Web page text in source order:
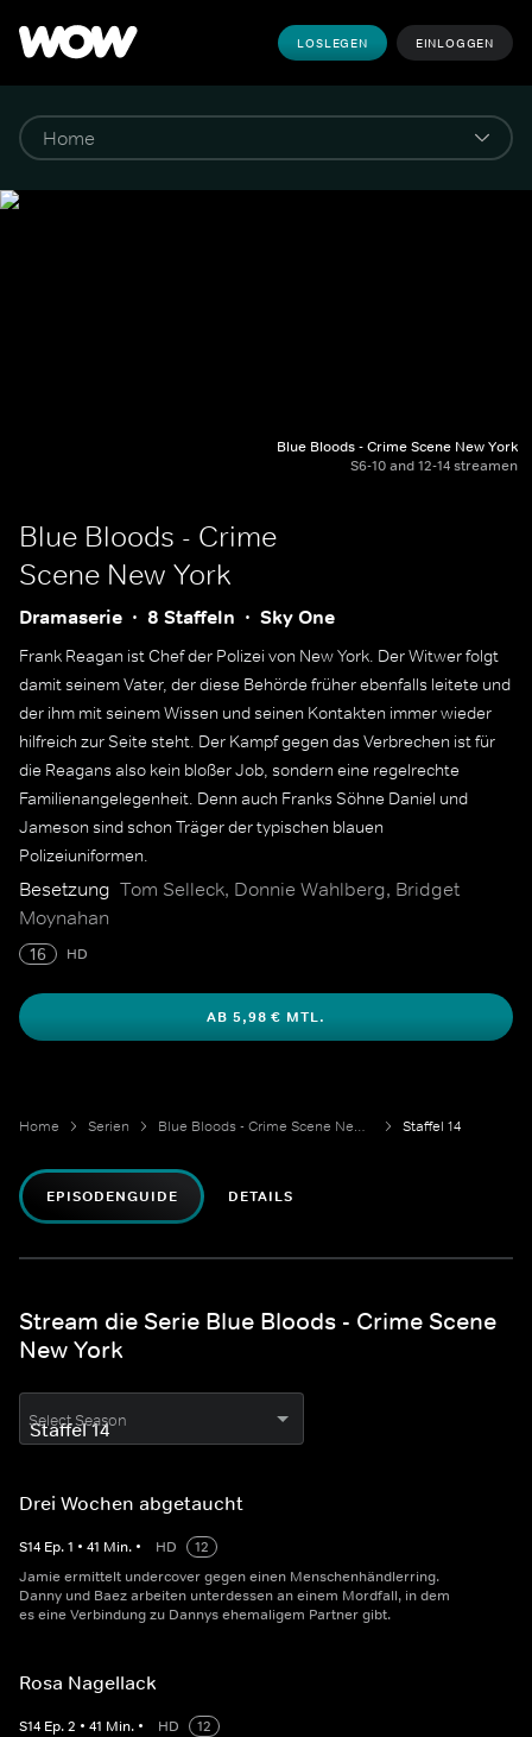
LOSLEGEN EINLOGGEN
Blue Bloods - Crime Scene New York
S6-10 and 12-14 streamen
Blue Bloods - Crime
Scene New York
Dramaserie 8 Staffeln Sky One
Frank Reagan ist Chef der Polizei von New York. Der Witwer folgt
damit seinem Vater, der diese Behörde früher ebenfalls leitete und
der ihm mit seinem Wissen und seinen Kontakten immer wieder
hilfreich zur Seite steht. Der Kampf gegen das Verbrechen ist für
die Reagans also kein bloßer Job, sondern eine regelrechte
Familienangelegenheit. Denn auch Franks Söhne Daniel und
Jameson sind schon Träger der typischen blauen
Polizeiuniformen.
Besetzung Tom Selleck, Donnie Wahlberg, Bridget
Moynahan
16 HD
AB 5,98 € MTL.
Home Serien Blue Bloods - Crime Scene New York Staffel 14
EPISODENGUIDE DETAILS
Stream die Serie Blue Bloods - Crime Scene
New York
Select Season
Drei Wochen abgetaucht
S14 Ep.1 • 41 Min. • HD
12
Jamie ermittelt undercover gegen einen Menschenhändlerring.
Danny und Baez arbeiten unterdessen an einem Mordfall, in dem
es eine Verbindung zu Dannys ehemaligem Partner gibt.
Rosa Nagellack
S14 Ep.2 • 41 Min. • HD
12